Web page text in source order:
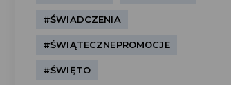
#ŚWIADCZENIA
#ŚWIĄTECZNEPROMOCJE
#ŚWIĘTO